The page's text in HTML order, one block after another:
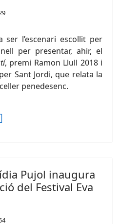
ser l’escenari escollit per
per presentar, ahir, el
, premi Ramon Llull 2018 i
Sant Jordi, que relata la
penedesenc.
Pujol inaugura
del Festival Eva